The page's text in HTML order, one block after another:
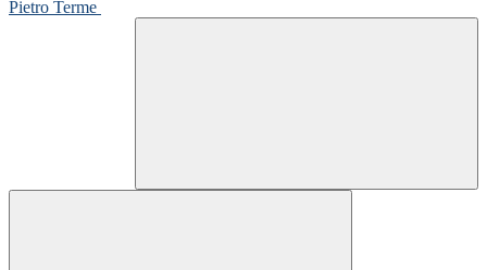
Pietro Terme